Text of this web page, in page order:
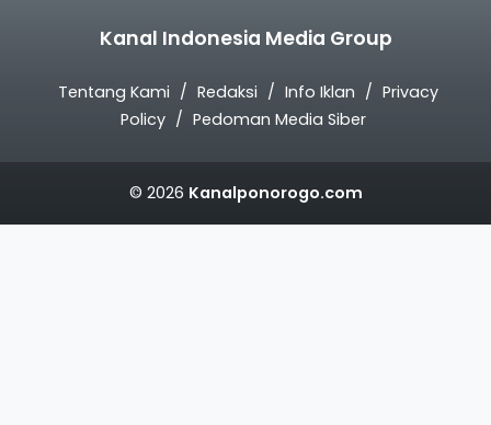
Kanal Indonesia Media Group
Tentang Kami Redaksi Info Iklan
Privacy
Policy
Pedoman Media Siber
© 2026 Kanalponorogo.com